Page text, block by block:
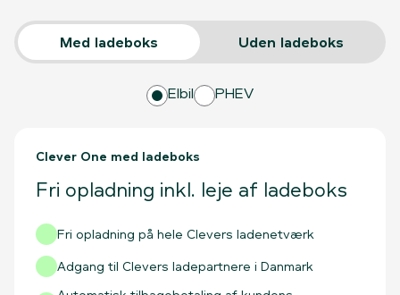
Med ladeboks Uden ladeboks
Elbil PHEV
Clever One med ladeboks
Fri opladning inkl. leje af ladeboks
Fri opladning på hele Clevers ladenetværk
Adgang til Clevers ladepartnere i Danmark